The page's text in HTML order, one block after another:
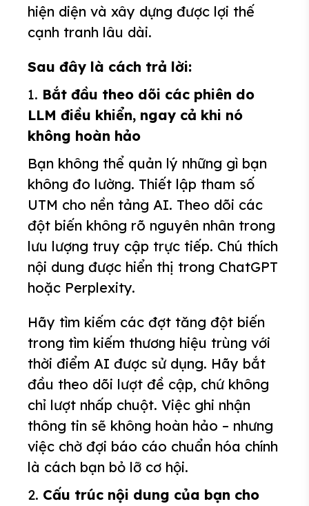
hiện diện và xây dựng được lợi thế
cạnh tranh lâu dài.
Sau đây là cách trả lời:
1. Bắt đầu theo dõi các phiên do
LLM điều khiển, ngay cả khi nó
không hoàn hảo
Bạn không thể quản lý những gì bạn
không đo lường. Thiết lập tham số
UTM cho nền tảng AI. Theo dõi các
đột biến không rõ nguyên nhân trong
lưu lượng truy cập trực tiếp. Chú thích
nội dung được hiển thị trong ChatGPT
hoặc Perplexity.
Hãy tìm kiếm các đợt tăng đột biến
trong tìm kiếm thương hiệu trùng với
thời điểm AI được sử dụng. Hãy bắt
đầu theo dõi lượt đề cập, chứ không
chỉ lượt nhấp chuột. Việc ghi nhận
thông tin sẽ không hoàn hảo – nhưng
việc chờ đợi báo cáo chuẩn hóa chính
là cách bạn bỏ lỡ cơ hội.
2. Cấu trúc nội dung của bạn cho